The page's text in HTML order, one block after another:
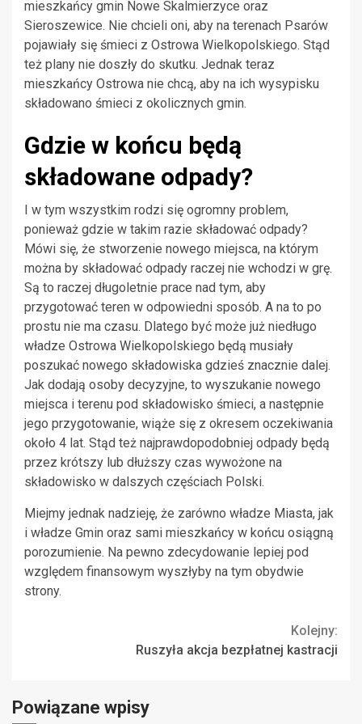
mieszkańcy gmin Nowe Skalmierzyce oraz
Sieroszewice. Nie chcieli oni, aby na terenach Psarów
pojawiały się śmieci z Ostrowa Wielkopolskiego. Stąd
też plany nie doszły do skutku. Jednak teraz
mieszkańcy Ostrowa nie chcą, aby na ich wysypisku
składowano śmieci z okolicznych gmin.
Gdzie w końcu będą
składowane odpady?
I w tym wszystkim rodzi się ogromny problem,
ponieważ gdzie w takim razie składować odpady?
Mówi się, że stworzenie nowego miejsca, na którym
można by składować odpady raczej nie wchodzi w grę.
Są to raczej długoletnie prace nad tym, aby
przygotować teren w odpowiedni sposób. A na to po
prostu nie ma czasu. Dlatego być może już niedługo
władze Ostrowa Wielkopolskiego będą musiały
poszukać nowego składowiska gdzieś znacznie dalej.
Jak dodają osoby decyzyjne, to wyszukanie nowego
miejsca i terenu pod składowisko śmieci, a następnie
jego przygotowanie, wiąże się z okresem oczekiwania
około 4 lat. Stąd też najprawdopodobniej odpady będą
przez krótszy lub dłuższy czas wywożone na
składowisko w dalszych częściach Polski.
Miejmy jednak nadzieję, że zarówno władze Miasta, jak
i władze Gmin oraz sami mieszkańcy w końcu osiągną
porozumienie. Na pewno zdecydowanie lepiej pod
względem finansowym wyszłyby na tym obydwie
strony.
Kolejny:
Ruszyła akcja bezpłatnej kastracji
Powiązane wpisy